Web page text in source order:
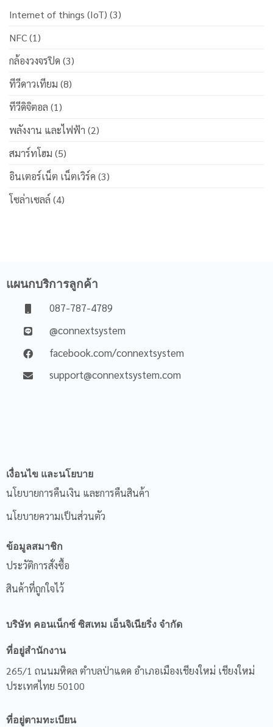
Internet of things (IoT) (3)
NFC(1)
กล้องวงจรปิด (3)
ทีวีดาวเทียม (8)
ทีวีดิจิตอล (1)
พลังงาน และไฟฟ้า (2)
สมาร์ทโฮม (5)
อินเตอร์เน็ต เน็ตเวิร์ค (3)
โซล่าเซลล์ (4)
แผนกบริการลูกค้า
087-787-4789
@connextsystem
facebook.com/connextsystem
support@connextsystem.com
เงื่อนไข และนโยบาย
นโยบายการคืนเงิน และการคืนสินค้า
นโยบายความเป็นส่วนตัว
ข้อมูลสมาชิก
ประวัติการสั่งซื้อ
สินค้าที่ถูกใจไว้
บริษัท คอนเน็กซ์ ซิสเทม เอ็นจิเนียริ่ง จํากัด
ที่อยู่สำนักงาน
265/1 ถนนมหิดล ตำบลป่าแดด อำเภอเมืองเชียงใหม่ เชียงใหม่
ประเทศไทย 50100
ที่อยู่ตามทะเบียน